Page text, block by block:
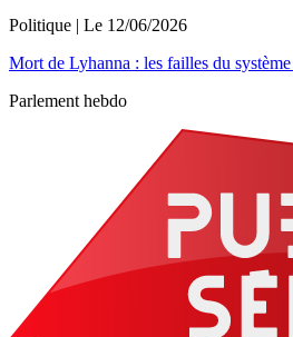
Politique | Le 12/06/2026
Mort de Lyhanna : les failles du
Parlement hebdo